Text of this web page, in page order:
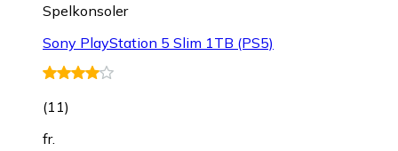
Spelkonsoler
Sony PlayStation 5 Slim 1TB (PS5)
(11)
fr.